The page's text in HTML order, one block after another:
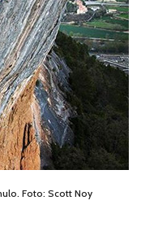
Foto: Scott Noy